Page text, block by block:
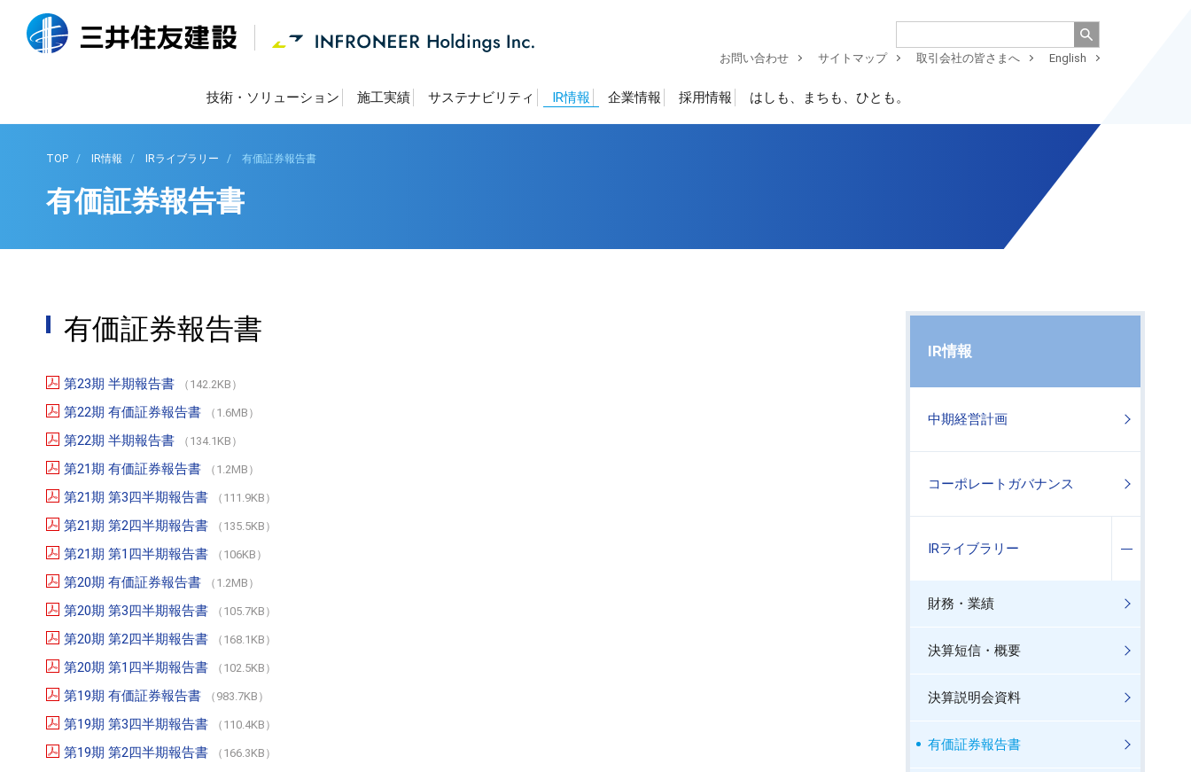
お問い合わせ サイトマップ 取引会社の皆さまへ English
技術・ソリューション 施工実績 サステナビリティ IR情報 企業情報 採用情報 はしも、まちも、ひとも。
TOP IR情報 IRライブラリー 有価証券報告書
有価証券報告書
有価証券報告書
第23期 半期報告書 （142.2KB）
第22期 有価証券報告書 （1.6MB）
第22期 半期報告書 （134.1KB）
第21期 有価証券報告書 （1.2MB）
第21期 第3四半期報告書 （111.9KB）
第21期 第2四半期報告書 （135.5KB）
第21期 第1四半期報告書 （106KB）
第20期 有価証券報告書 （1.2MB）
第20期 第3四半期報告書 （105.7KB）
第20期 第2四半期報告書 （168.1KB）
第20期 第1四半期報告書 （102.5KB）
第19期 有価証券報告書 （983.7KB）
第19期 第3四半期報告書 （110.4KB）
第19期 第2四半期報告書 （166.3KB）
IR情報
中期経営計画
コーポレートガバナンス
IRライブラリー
財務・業績
決算短信・概要
決算説明会資料
有価証券報告書